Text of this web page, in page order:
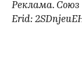
Реклама.
Erid: